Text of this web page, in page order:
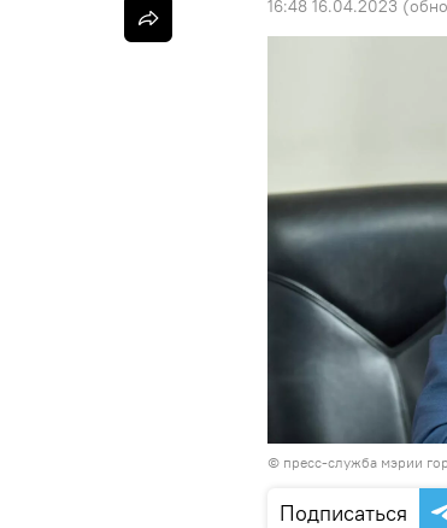
16:48 16.04.2023
© пресс-служба мэрии
Подписаться